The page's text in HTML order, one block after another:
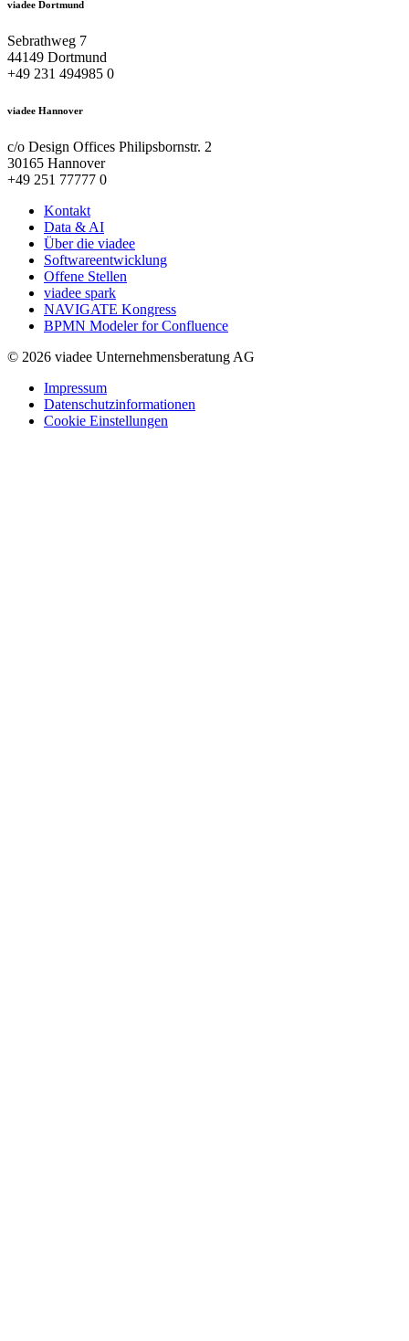
viadee Dortmund
Sebrathweg 7
44149 Dortmund
+49 231 494985 0
viadee Hannover
c/o Design Offices Philipsbornstr. 2
30165 Hannover
+49 251 77777 0
Kontakt
Data & AI
Über die viadee
Softwareentwicklung
Offene Stellen
viadee spark
NAVIGATE Kongress
BPMN Modeler for Confluence
© 2026 viadee Unternehmensberatung AG
Impressum
Datenschutzinformationen
Cookie Einstellungen